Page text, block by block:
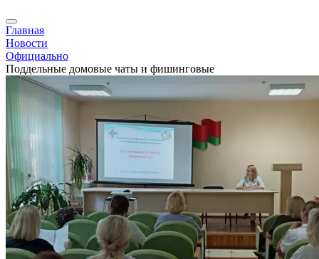
Главная
Новости
Официально
Поддельные домовые чаты и фишинговые